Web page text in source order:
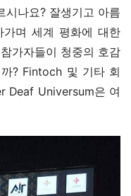
I
P
n
t
e
시나요? 잘생기고 아름
며 세계 평화에 대한
가자들이 청중의 호감
? Fintoch 및 기타 회
Deaf Universum은 여